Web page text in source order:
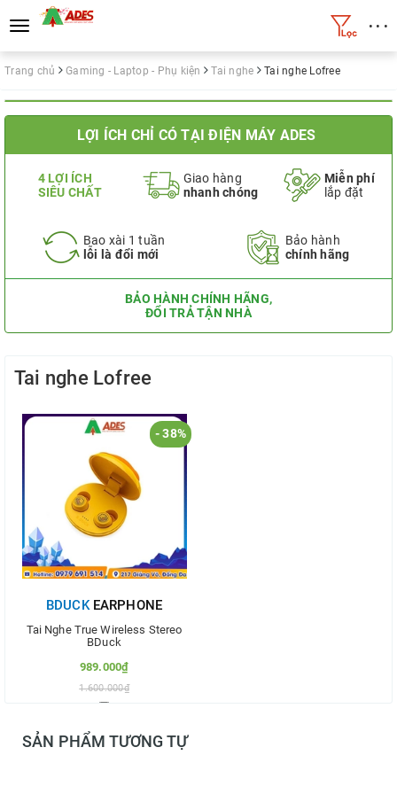
Toggle
navigation
• • •
Trang chủ Gaming - Laptop - Phụ kiện Tai nghe Tai nghe Lofree
LỢI ÍCH CHỈ CÓ TẠI ĐIỆN MÁY ADES
4 LỢI ÍCH
SIÊU CHẤT
Giao hàng
nhanh chóng
Miễn phí
lắp đặt
Bao xài 1 tuần
lỗi là đổi mới
Bảo hành
chính hãng
BẢO HÀNH CHÍNH HÃNG,
ĐỔI TRẢ TẬN NHÀ
Tai nghe Lofree
- 38%
BDUCKEARPHONE
Tai Nghe True Wireless Stereo
BDuck
989.000₫
1.600.000₫
Thêm vào so sánh
SẢN PHẨM TƯƠNG TỰ